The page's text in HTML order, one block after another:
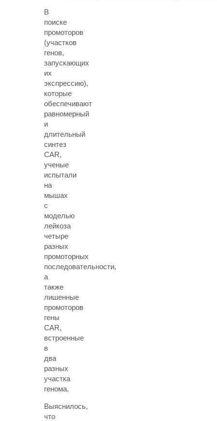
В
поиске
промоторов
(участков
генов,
запускающих
их
экспрессию),
которые
обеспечивают
равномерный
и
длительный
синтез
CAR,
ученые
испытали
на
мышах
с
моделью
лейкоза
четыре
разных
промоторных
последовательности,
а
также
лишенные
промоторов
гены
CAR,
встроенные
в
два
разных
участка
генома.
Выяснилось,
что